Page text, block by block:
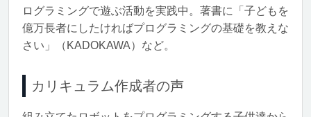
ログラミングで遊ぶ活動を実践中。著書に「子どもを
億万長者にしたければプログラミングの基礎を教えな
さい」（KADOKAWA）など。
カリキュラム作成者の声